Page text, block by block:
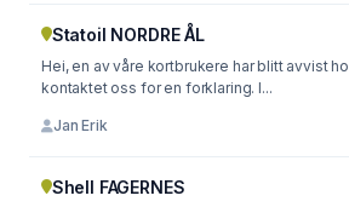
Statoil NORDRE ÅL
Hei, en av våre kortbrukere har blitt avvist hos
kontaktet oss for en forklaring. I...
Jan Erik
Shell FAGERNES